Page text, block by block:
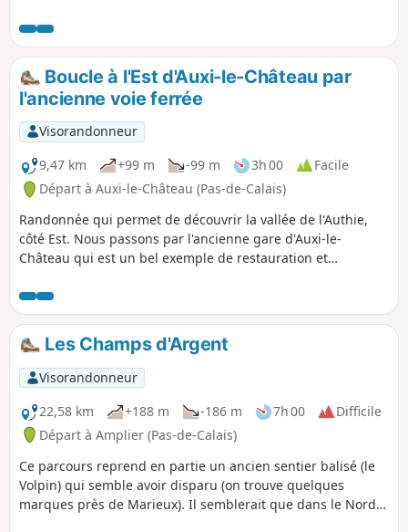
et au respect de la diversité.
Boucle à l'Est d'Auxi-le-Château par
l'ancienne voie ferrée
Visorandonneur
9,47 km
+99 m -99 m 3h 00
Facile
Départ à Auxi-le-Château (Pas-de-Calais)
Randonnée qui permet de découvrir la vallée de l'Authie,
côté Est. Nous passons par l'ancienne gare d'Auxi-le-
Château qui est un bel exemple de restauration et
petit cimetière militaire qui nous rappelle, ici aussi, les
horreurs de la guerre. Enfin, profitons des superbes points
de vue sur la vallée et sur la charmante ville d'Auxi.
Les Champs d'Argent
Visorandonneur
22,58 km
+188 m -186 m 7h 00
Difficile
Départ à Amplier (Pas-de-Calais)
Ce parcours reprend en partie un ancien sentier balisé (le
Volpin) qui semble avoir disparu (on trouve quelques
marques près de Marieux). Il semblerait que dans le Nord